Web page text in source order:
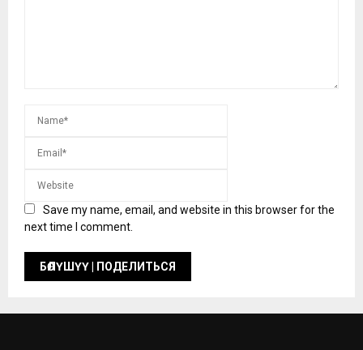
Save my name, email, and website in this browser for the
next time I comment.